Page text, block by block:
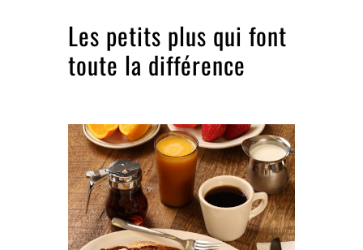
Les petits plus qui font
toute la différence